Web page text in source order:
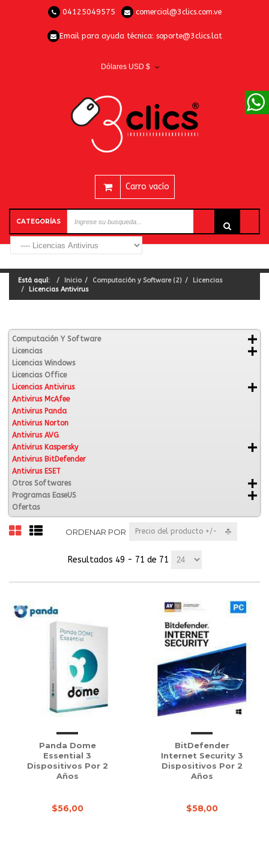
04125049575 comercial@3clics.com.ve
Email para ayuda técnica: soporte@3clics.lat
Dólares USD $
Carro vacío
CATEGORÍAS
Está aquí: Inicio Computación y Software (2)
Licencias
Licencias Antivirus
Computación Y Software
Licencias
Licencias Windows
Licencias Office
Licencias Antivirus
Antivirus McAfee
Antivirus Panda
Antivirus Norton
Antivirus AVG
Antivirus Kaspersky
Antivirus BitDefender
Antivirus ESET
Otros Softwares
Programas EaseUS
Ofertas
ORDENAR POR Precio del producto +/-
Resultados 49 - 71 de 71
Panda Dome
Essential 3
Dispositivos Por 2
Años
$56,00
BitDefender
Internet Security 3
Dispositivos Por 2
Años
$58,00